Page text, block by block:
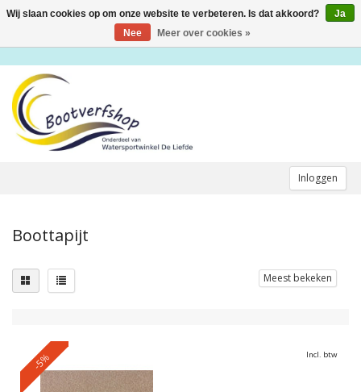
Inloggen
Toggle
Boottapijt
Meest bekeken
-5% Incl. btw
Wij slaan cookies op om onze website te verbeteren. Is dat akkoord?
Ja
Nee
Meer over cookies »